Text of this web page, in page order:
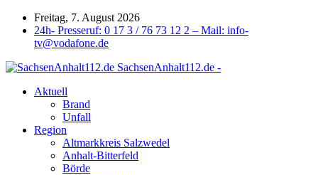
Freitag, 7. August 2026
24h- Presseruf: 0 17 3 / 76 73 12 2 – Mail: info-
tv@vodafone.de
SachsenAnhalt112.de -
Aktuell
Brand
Unfall
Region
Altmarkkreis Salzwedel
Anhalt-Bitterfeld
Börde